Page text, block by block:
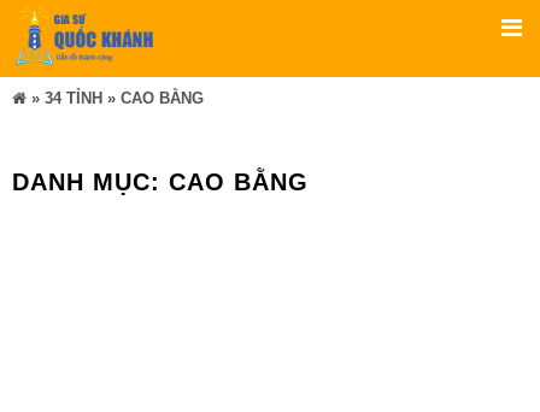
» 34 TỈNH » CAO BẰNG
DANH MỤC: CAO BẰNG